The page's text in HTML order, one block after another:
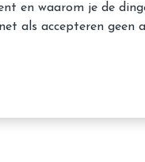
en waarom je de
als accepteren